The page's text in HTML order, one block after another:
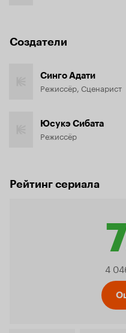
Создатели
Синго Адати
Режиссёр, Сценарист
Юсукэ Сибата
Режиссёр
Рейтинг сериала
4